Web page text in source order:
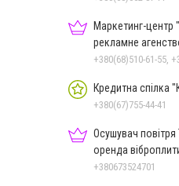
Маркетинг-центр
рекламне
+380(68)510-61-55,
Кредитна спілка
+380(67)755-44-41
Осушувач
оренда
+380673524701